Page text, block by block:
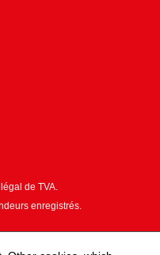
de TVA.
enregistrés.